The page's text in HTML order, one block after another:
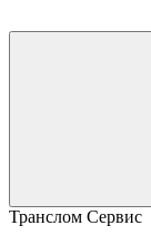
Транслом Сервис